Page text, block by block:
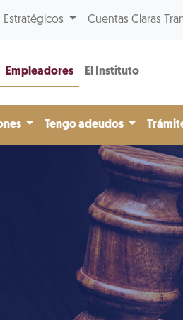
Estratégicos Cuentas Claras
Empleadores El Instituto
Tengo adeudos